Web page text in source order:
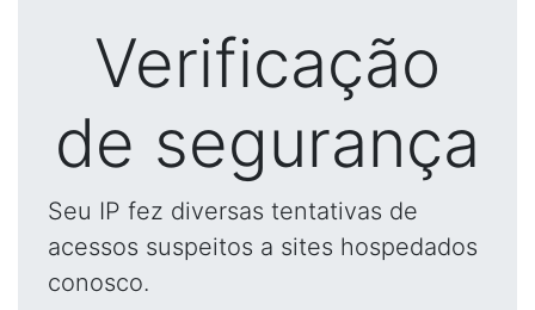
Verificação
de segurança
Seu IP fez diversas tentativas de
acessos suspeitos a sites hospedados
conosco.